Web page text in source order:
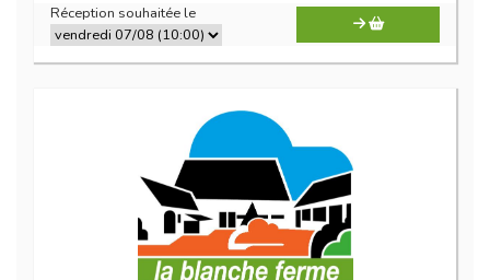
Réception souhaitée le